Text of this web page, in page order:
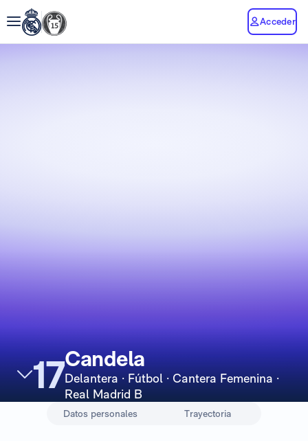
Acceder
17Candela
Delantera · Fútbol · Cantera Femenina ·
Real Madrid B
Datos personales Trayectoria